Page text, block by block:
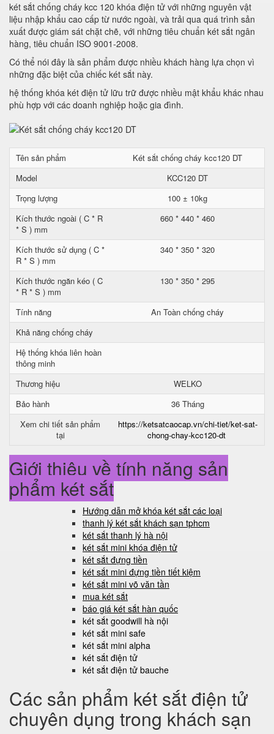
két sắt chống cháy kcc 120 khóa điện tử với những nguyên vật
liệu nhập khẩu cao cấp từ nước ngoài, và trải qua quá trình sản
xuất được giám sát chặt chẽ, với những tiêu chuẩn két sắt ngân
hàng, tiêu chuẩn ISO 9001-2008.
Có thể nói đây là sản phẩm được nhiều khách hàng lựa chọn vì
những đặc biệt của chiếc két sắt này.
hệ thống khóa két điện tử lữu trữ được nhiều mật khẩu khác nhau
phù hợp với các doanh nghiệp hoặc gia đình.
Tên sản phẩm
Két sắt chống cháy kcc120 DT
Model
KCC120 DT
Trọng lượng
100 ± 10kg
Kích thước ngoài ( C * R
* S ) mm
660 * 440 * 460
Kích thước sử dụng ( C *
R * S ) mm
340 * 350 * 320
Kích thước ngăn kéo ( C
* R * S ) mm
130 * 350 * 295
Tính năng
An Toàn chống cháy
Khả năng chống cháy
Hệ thống khóa liên hoàn
thông minh
Thương hiệu
WELKO
Bảo hành
36 Tháng
Xem chi tiết sản phẩm
tại
https://ketsatcaocap.vn/chi-tiet/ket-sat-
chong-chay-kcc120-dt
Giới thiệu về tính năng sản
phẩm két sắt
Hướng dẫn mở khóa két sắt các loại
thanh lý két sắt khách sạn tphcm
két sắt thanh lý hà nội
két sắt mini khóa điện tử
két sắt đựng tiền
két sắt mini đựng tiền tiết kiệm
két sắt mini võ văn tần
mua két sắt
báo giá két sắt hàn quốc
két sắt goodwill hà nội
két sắt mini safe
két sắt mini alpha
két sắt điện tử
két sắt điện tử bauche
Các sản phẩm két sắt điện tử
chuyên dụng trong khách sạn